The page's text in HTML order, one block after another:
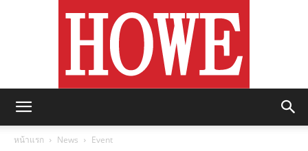
หน้าแรก News Event